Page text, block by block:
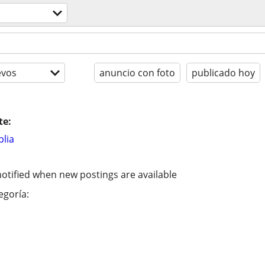
anuncio con foto publicado hoy
when new postings are available